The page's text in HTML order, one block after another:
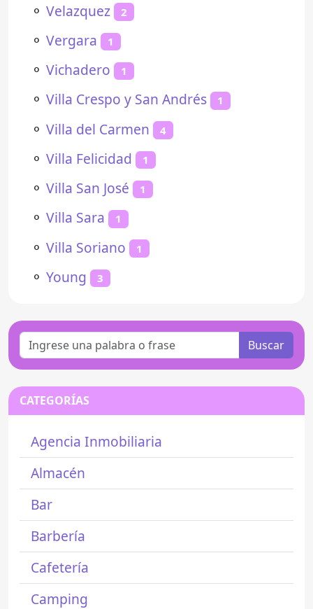
⚬ Velazquez 2
⚬ Vergara 1
⚬ Vichadero 1
⚬ Villa Crespo y San Andrés 1
⚬ Villa del Carmen 4
⚬ Villa Felicidad 1
⚬ Villa San José 1
⚬ Villa Sara 1
⚬ Villa Soriano 1
⚬ Young 3
Buscar
CATEGORÍAS
Agencia Inmobiliaria
Almacén
Bar
Barbería
Cafetería
Camping